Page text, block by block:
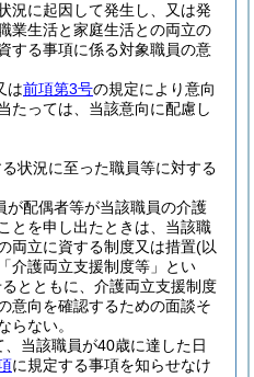
況に起因して発生し、又は発
業生活と家庭生活との両立の
する事項に係る対象職員の意
は前項第3号の規定により意向
たっては、当該意向に配慮し
状況に至った職員等に対する
が配偶者等が当該職員の介護
とを申し出たときは、当該職
両立に資する制度又は措置(以
介護両立支援制度等」とい
とともに、介護両立支援制度
意向を確認するための面談そ
らない。
当該職員が40歳に達した日
に規定する事項を知らせなけ